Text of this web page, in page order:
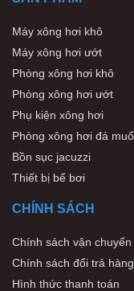
Máy xông hơi khô
Máy xông hơi ướt
Phòng xông hơi khô
Phòng xông hơi ướt
Phụ kiện xông hơi
Phòng xông hơi đá
Bồn sục jacuzzi
Thiết bị bể bơi
CHÍNH SÁCH
Chính sách vận chuyển
Chính sách đổi trả hàng
Hình thức thanh toán